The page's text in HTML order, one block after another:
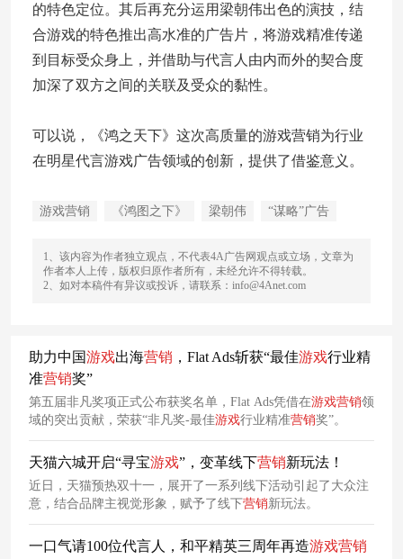
的特色定位。其后再充分运用梁朝伟出色的演技，结
合游戏的特色推出高水准的广告片，将游戏精准传递
到目标受众身上，并借助与代言人由内而外的契合度
加深了双方之间的关联及受众的黏性。
可以说，《鸿之天下》这次高质量的游戏营销为行业
在明星代言游戏广告领域的创新，提供了借鉴意义。
游戏营销 《鸿图之下》 梁朝伟 “谋略”广告
1、该内容为作者独立观点，不代表4A广告网观点或立场，文章为
作者本人上传，版权归原作者所有，未经允许不得转载。
2、如对本稿件有异议或投诉，请联系：info@4Anet.com
助力中国游戏出海营销 ，Flat Ads斩获“最佳游戏行业精
准营销奖”
第五届非凡奖项正式公布获奖名单，Flat Ads凭借在游戏营销领
域的突出贡献，荣获“非凡奖-最佳游戏行业精准营销奖”。
天猫六城开启“寻宝游戏”，变革线下营销新玩法！
近日，天猫预热双十一，展开了一系列线下活动引起了大众注
意，结合品牌主视觉形象，赋予了线下营销新玩法。
一口气请100位代言人，和平精英三周年再造游戏营销